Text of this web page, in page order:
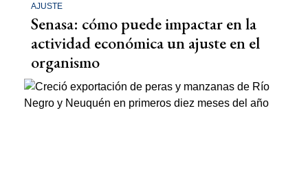
AJUSTE
Senasa: cómo puede impactar en la
actividad económica un ajuste en el
organismo